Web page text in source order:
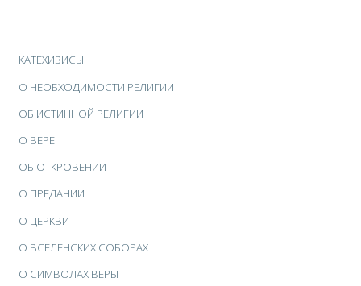
КАТЕХИЗИСЫ
О НЕОБХОДИМОСТИ РЕЛИГИИ
ОБ ИСТИННОЙ РЕЛИГИИ
О ВЕРЕ
ОБ ОТКРОВЕНИИ
О ПРЕДАНИИ
О ЦЕРКВИ
О ВСЕЛЕНСКИХ СОБОРАХ
О СИМВОЛАХ ВЕРЫ